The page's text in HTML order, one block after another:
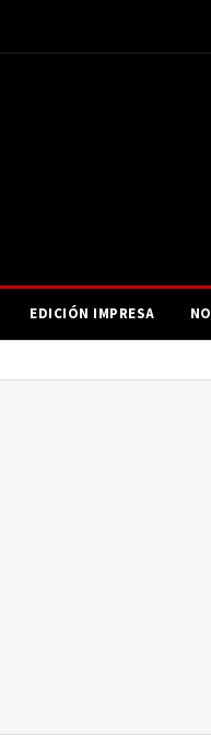
EDICIÓN IMPRESA